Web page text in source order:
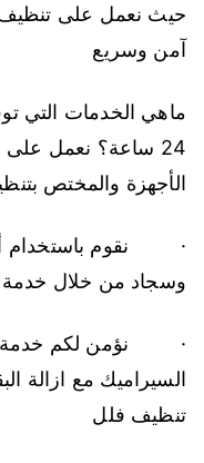
حيث نعمل على
آمن وسريع
ماهي الخدمات التي
24 ساعة؟ نعمل
الأجهزة والمختص
· نقوم باستخدام
وسجاد من خلال
· نؤمن لكم خدمة
السيراميك مع ازالة
تنظيف فلل